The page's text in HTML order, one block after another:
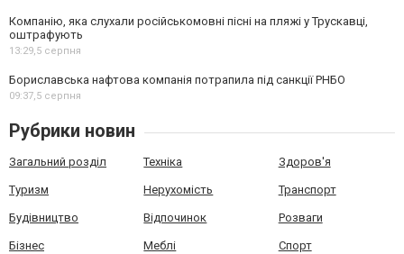
Компанію, яка слухали російськомовні пісні на пляжі у Трускавці,
оштрафують
13:29,5 серпня
Бориславська нафтова компанія потрапила під санкції РНБО
09:37,5 серпня
Рубрики новин
Загальний розділ Техніка Здоров'я
Туризм Нерухомість Транспорт
Будівництво Відпочинок Розваги
Бізнес Меблі Спорт